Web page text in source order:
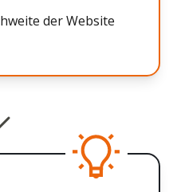
der Website